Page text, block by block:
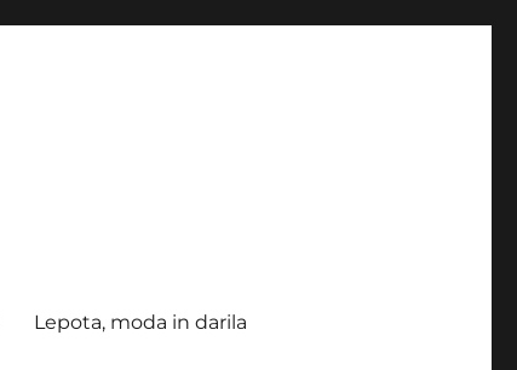
Lepota, moda in darila